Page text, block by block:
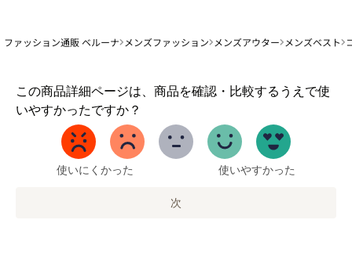
ファッション通販 ベルーナ メンズファッション メンズアウター メンズベスト
この商品詳細ページは、商品を確認・比較するうえで使
いやすかったですか？
1
か
使いにくかった 使いやすかった
次